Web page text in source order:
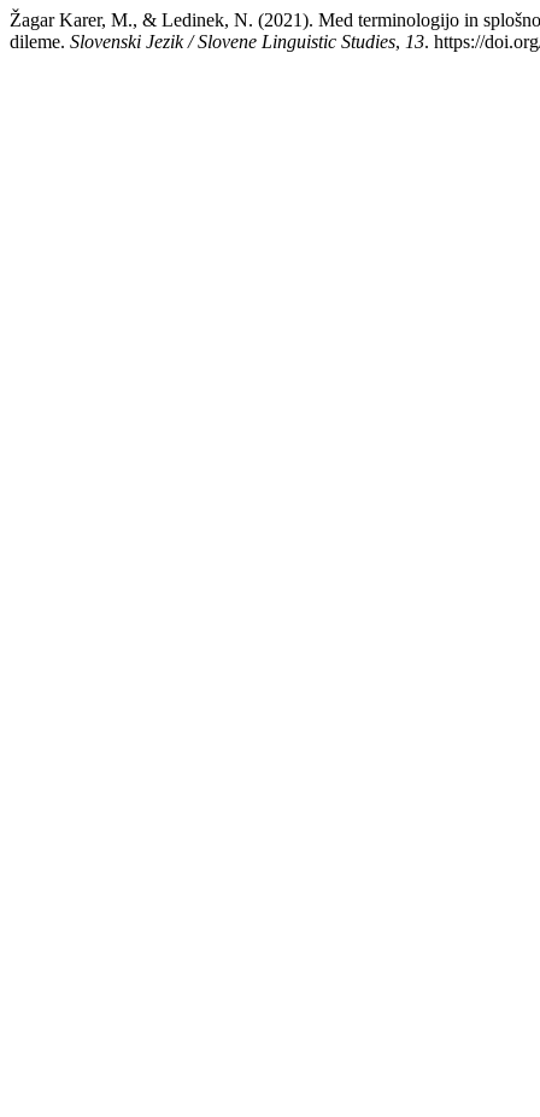
Žagar Karer, M., & Ledinek, N. (2021). Med terminologijo in
dileme. Slovenski Jezik / Slovene Linguistic Studies, 13. https://